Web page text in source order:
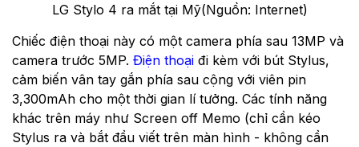
LG Stylo 4 ra mắt tại Mỹ(Nguồn: Internet)
Chiếc điện thoại này có một camera phía sau 13MP và
camera trước 5MP. Điện thoại đi kèm với bút Stylus,
cảm biến vân tay gắn phía sau cộng với viên pin
3,300mAh cho một thời gian lí tưởng. Các tính năng
khác trên máy như Screen off Memo (chỉ cần kéo
Stylus ra và bắt đầu viết trên màn hình - không cần